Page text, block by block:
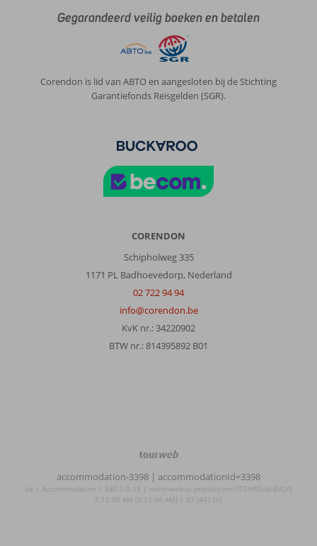
Gegarandeerd veilig boeken en betalen
Corendon is lid van ABTO en aangesloten bij de Stichting
Garantiefonds Reisgelden (SGR).
CORENDON
Schipholweg 335
1171 PL Badhoevedorp, Nederland
02 722 94 94
info@corendon.be
KvK nr.: 34220902
BTW nr.: 814395892 B01
TourWeb
NetMatch
accommodation-3398 | accommodationId=3398
be | Accommodation | 380.0.0.13 | netm-web-ui-production-7f756f55dd-8d2r5
5:12:06 AM (5:12:06 AM) | 57 (44|26)